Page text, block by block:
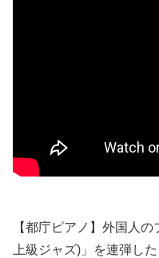
【都庁ピアノ】外国人
上級ジャズ)」を連弾し